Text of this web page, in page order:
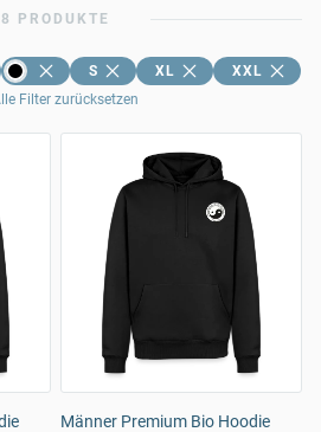
8 PRODUKTE
S XL
XXL
Filter zurücksetzen
Männer Premium Bio Hoodie